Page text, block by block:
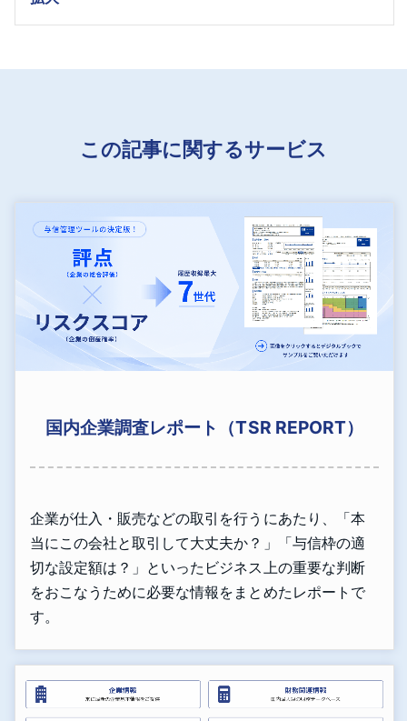
この記事に関するサービス
国内企業調査レポート（TSR REPORT）
企業が仕入・販売などの取引を行うにあたり、「本
当にこの会社と取引して大丈夫か？」「与信枠の適
切な設定額は？」といったビジネス上の重要な判断
をおこなうために必要な情報をまとめたレポートで
す。